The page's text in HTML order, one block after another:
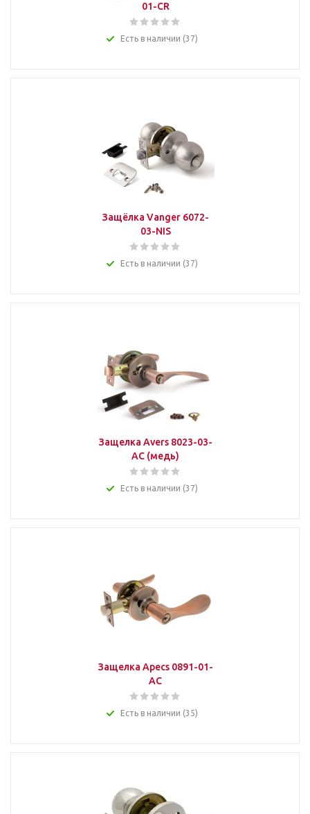
01-CR
Есть в наличии (37)
Защёлка Vanger 6072-
03-NIS
Есть в наличии (37)
Защелка Avers 8023-03-
AC (медь)
Есть в наличии (37)
Защелка Apecs 0891-01-
AC
Есть в наличии (35)